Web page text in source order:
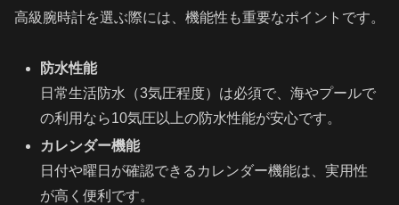
高級腕時計を選ぶ際には、機能性も重要なポイントです。
防水性能
日常生活防水（3気圧程度）は必須で、海やプールで
の利用なら10気圧以上の防水性能が安心です。
カレンダー機能
日付や曜日が確認できるカレンダー機能は、実用性
が高く便利です。